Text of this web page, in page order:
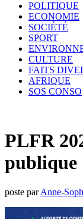
POLITIQUE
ECONOMIE
SOCIÉTÉ
SPORT
CULTURE
FAITS
AFRIQUE
SOS CONSO
PLFR
publique
poste parAnne-